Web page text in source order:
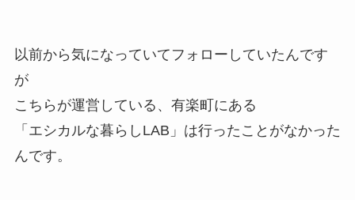
以前から気になっていてフォローしていたんです
が
こちらが運営している、有楽町にある
「エシカルな暮らしLAB」は行ったことがなかった
んです。